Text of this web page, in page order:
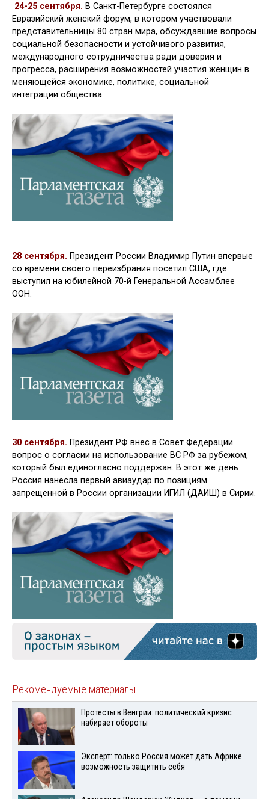
24-25 сентября. В Санкт-Петербурге состоялся
Евразийский женский форум, в котором участвовали
представительницы 80 стран мира, обсуждавшие вопросы
социальной безопасности и устойчивого развития,
международного сотрудничества ради доверия и
прогресса, расширения возможностей участия женщин в
меняющейся экономике, политике, социальной
интеграции общества.
28 сентября. Президент России Владимир Путин впервые
со времени своего переизбрания посетил США, где
выступил на юбилейной 70-й Генеральной Ассамблее
ООН.
30 сентября. Президент РФ внес в Совет Федерации
вопрос о согласии на использование ВС РФ за рубежом,
который был единогласно поддержан. В этот же день
Россия нанесла первый авиаудар по позициям
запрещенной в России организации ИГИЛ (ДАИШ) в Сирии.
Рекомендуемые материалы
Протесты в Венгрии: политический кризис
набирает обороты
Эксперт: только Россия может дать Африке
возможность защитить себя